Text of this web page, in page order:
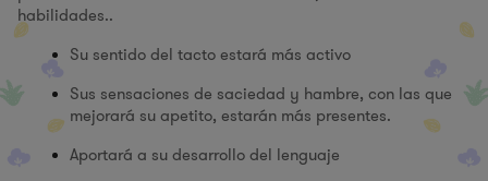
habilidades..
Su sentido del tacto estará más activo
Sus sensaciones de saciedad y hambre, con las que
mejorará su apetito, estarán más presentes.
Aportará a su desarrollo del lenguaje